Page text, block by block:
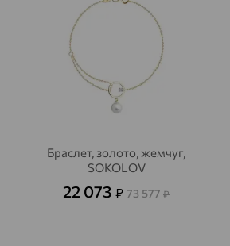
Браслет, золото, жемчуг,
SOKOLOV
22 073 ₽ 73 577₽